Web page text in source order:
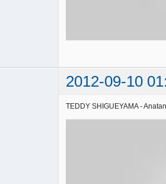
2012-09-10
TEDDY SHIGUEYAMA -